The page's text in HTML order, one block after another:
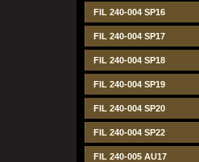
FIL 240-004 SP16
FIL 240-004 SP17
FIL 240-004 SP18
FIL 240-004 SP19
FIL 240-004 SP20
FIL 240-004 SP22
FIL 240-005 AU17